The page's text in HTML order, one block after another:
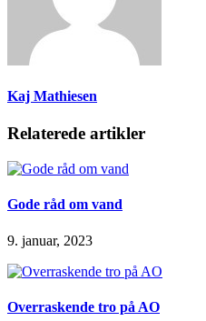
Kaj Mathiesen
Relaterede artikler
Gode råd om vand
9. januar, 2023
Overraskende tro på AO